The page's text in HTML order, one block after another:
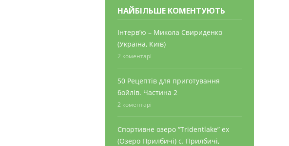
НАЙБІЛЬШЕ КОМЕНТУЮТЬ
Інтерв’ю – Микола Свириденко
(Україна, Київ)
2 коментарі
50 Рецептів для приготування
бойлів. Частина 2
2 коментарі
Спортивне озеро “Tridentlake” ex
(Озеро Прилбичі) с. Прилбичі,